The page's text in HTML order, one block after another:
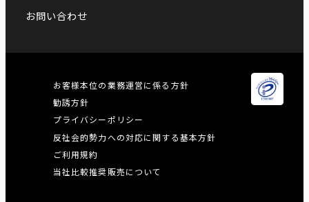
お問い合わせ
お客様本位の業務運営に係る方針
勧誘方針
プライバシーポリシー
反社会的勢力への対応に関する基本方針
ご利用規約
当社比較推奨販売について